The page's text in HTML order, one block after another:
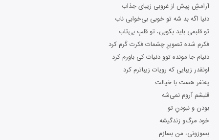
آرامشِ پیش از غروبی زیبای جذاب
دنیا اگه بد شه تو خوبی بی‌خوابی ناب
تو قلبمی باید بکوبی، تو قلبِ بی‌تاب
فکرم شده تصویرِ چشمات فکرت کَرم کرد
دنیام جا مونده توو دنیات کی باورم کرد
اونقدر زیبایی که رویات زیباترم کرد
یه‌نفر هست با خیالت
قلبشم آروم نمی‌شه
بودن‌ و نبودنِ تو
خود مرگ‌و زندگیشه
بسوزونی، من بسازم